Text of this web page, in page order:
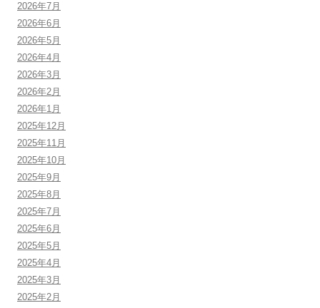
2026年7月
2026年6月
2026年5月
2026年4月
2026年3月
2026年2月
2026年1月
2025年12月
2025年11月
2025年10月
2025年9月
2025年8月
2025年7月
2025年6月
2025年5月
2025年4月
2025年3月
2025年2月